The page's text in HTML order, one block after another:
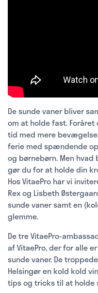
De sunde vaner bliver
om at holde fast.
tid med mere
ferie med spændende
og børnebørn. Men
gør du for at holde din
Hos VitaePro har vi
Rex og Lisbeth
sunde vaner samt en
glemme.
De tre VitaePro-
af VitaePro, der for alle
sunde vaner. De
Helsingør en kold kold
tips og tricks til at holde